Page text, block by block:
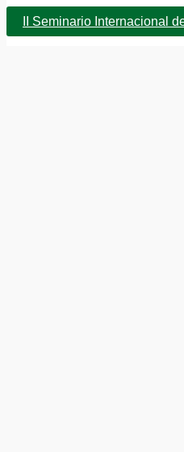
II Seminario Internacional